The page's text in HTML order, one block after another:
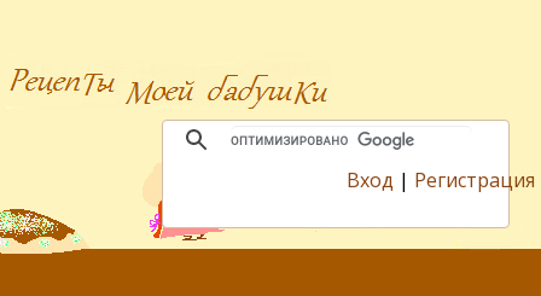
Вход | Регистрация